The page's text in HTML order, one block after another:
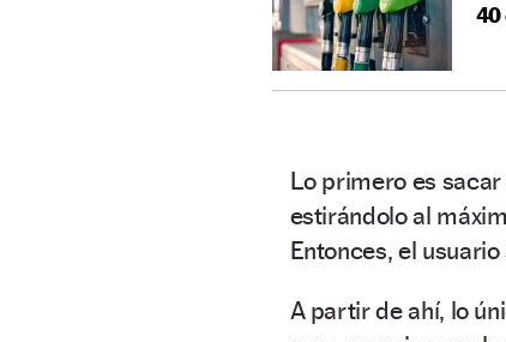
40
Lo primero es
estirándolo al
Entonces, el
A partir de ahí, lo